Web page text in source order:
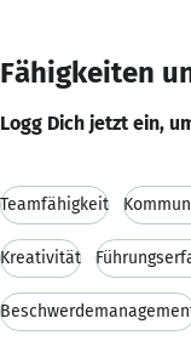
Fähigkeiten
Logg Dich jetzt ein,
Teamfähigkeit
Kreativität